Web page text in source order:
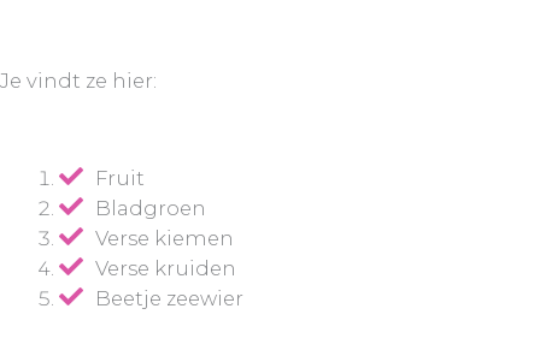
Je vindt ze hier:
Fruit
Bladgroen
Verse kiemen
Verse kruiden
Beetje zeewier